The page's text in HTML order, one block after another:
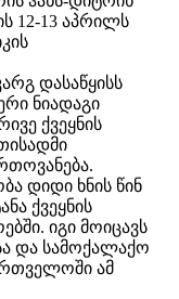
12-13 აპრილს
დასაწყისს
ნიადაგი
ქვეყნის
დიდი ხნის წინ
ქვეყნის
იგი მოიცავს
და სამოქალაქო
ამ